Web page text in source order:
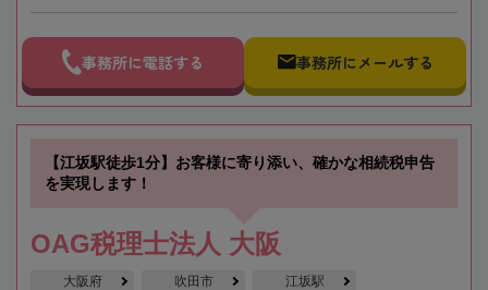
事務所に電話する 事務所にメールする
【江坂駅徒歩1分】お客様に寄り添い、確かな相続税申告
を実現します！
OAG税理士法人 大阪
大阪府 吹田市 江坂駅